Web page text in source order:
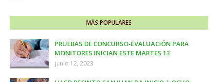
MÁS POPULARES
PRUEBAS DE CONCURSO-EVALUACIÓN PARA
MONITORES INICIAN ESTE MARTES 13
junio 12, 2023